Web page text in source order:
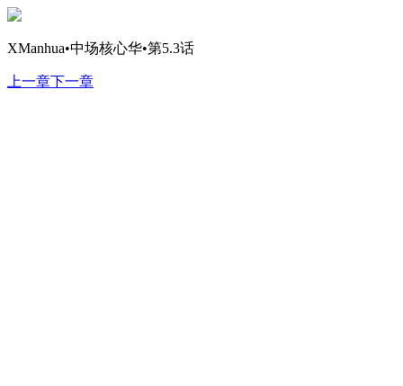
XManhua•中场核心华•第5.3话
上一章下一章